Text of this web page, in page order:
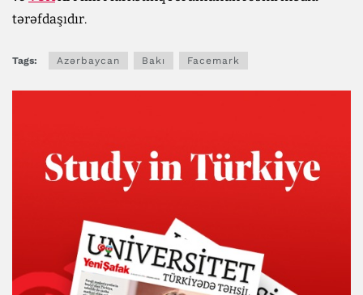
tərəfdaşıdır.
Tags: Azərbaycan Bakı Facemark